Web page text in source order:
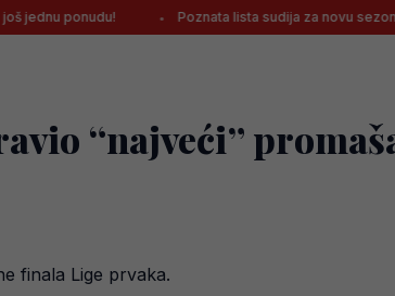
Poznata lista sudija za novu sezonu Premijer
“najveći”
finala Lige prvaka.